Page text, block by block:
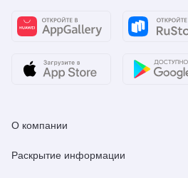
О компании
Раскрытие информации